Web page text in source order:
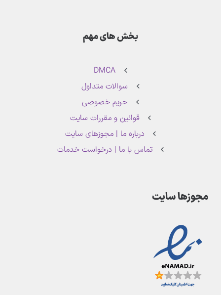
بخش های مهم
DMCA
سوالات متداول
حریم خصوصی
قوانین و مقررات سایت
درباره ما | مجوزهای سایت
تماس با ما | درخواست خدمات
مجوزها سایت